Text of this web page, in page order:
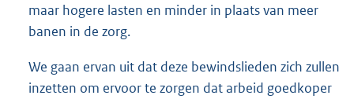
maar hogere lasten en minder in plaats van meer
banen in de zorg.
We gaan ervan uit dat deze bewindslieden zich zullen
inzetten om ervoor te zorgen dat arbeid goedkoper